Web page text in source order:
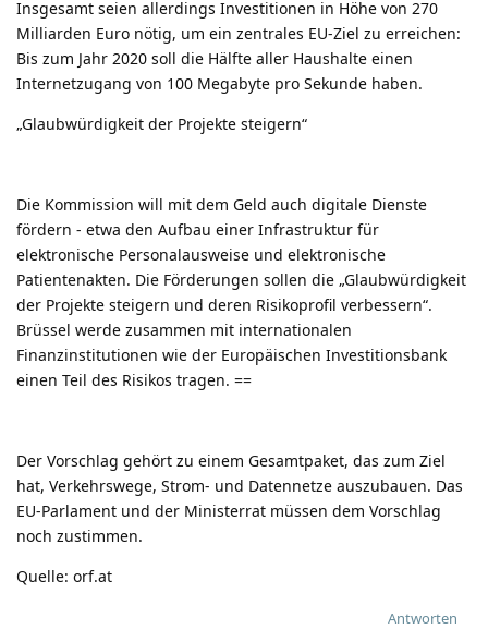
Insgesamt seien allerdings Investitionen in Höhe von 270
Milliarden Euro nötig, um ein zentrales EU-Ziel zu erreichen:
Bis zum Jahr 2020 soll die Hälfte aller Haushalte einen
Internetzugang von 100 Megabyte pro Sekunde haben.
„Glaubwürdigkeit der Projekte steigern“
Die Kommission will mit dem Geld auch digitale Dienste
fördern - etwa den Aufbau einer Infrastruktur für
elektronische Personalausweise und elektronische
Patientenakten. Die Förderungen sollen die „Glaubwürdigkeit
der Projekte steigern und deren Risikoprofil verbessern“.
Brüssel werde zusammen mit internationalen
Finanzinstitutionen wie der Europäischen Investitionsbank
einen Teil des Risikos tragen. ==
Der Vorschlag gehört zu einem Gesamtpaket, das zum Ziel
hat, Verkehrswege, Strom- und Datennetze auszubauen. Das
EU-Parlament und der Ministerrat müssen dem Vorschlag
noch zustimmen.
Quelle: orf.at
Antworten